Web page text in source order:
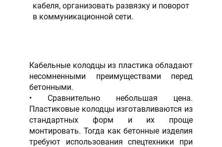
кабеля, организовать развязку и поворот
в коммуникационной сети.
Кабельные колодцы из пластика обладают
несомненными преимуществами перед
бетонными.
Сравнительно небольшая цена.
Пластиковые колодцы изготавливаются из
стандартных форм и их проще
монтировать. Тогда как бетонные изделия
требуют использования спецтехники при